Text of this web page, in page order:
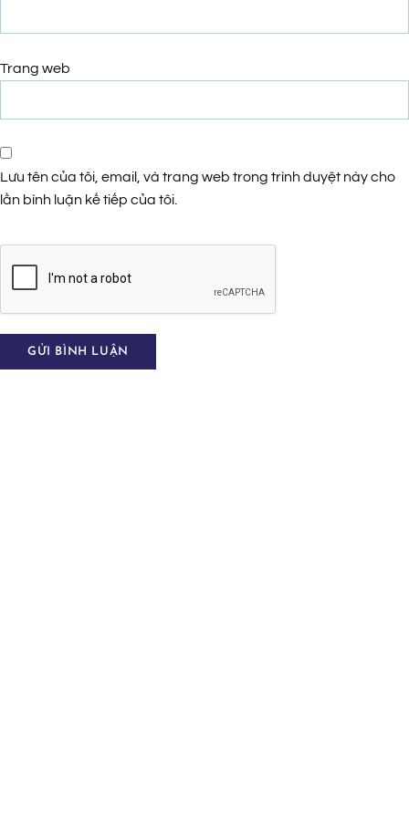
Trang web
Lưu tên của tôi, email, và trang web trong trình duyệt này cho
lần bình luận kế tiếp của tôi.